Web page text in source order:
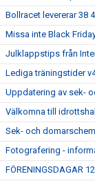
Bollracet levererar 38
Missa inte Black
Julklappstips från
Lediga träningstider
Uppdatering av sek-
Välkomna till
Sek- och
Fotografering -
FÖRENINGSDAGAR